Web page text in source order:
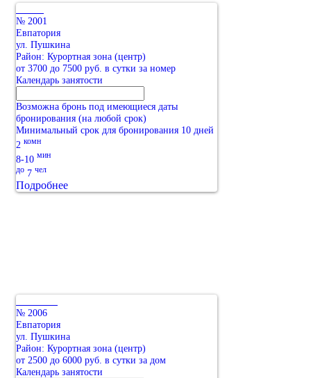
№ 2001
Евпатория
ул. Пушкина
Район: Курортная зона (центр)
от 3700 до 7500 руб. в сутки за номер
Календарь занятости
Возможна бронь под имеющиеся даты
бронирования (на любой срок)
Минимальный срок для бронирования 10 дней
2 комн
8-10 мин
до 7 чел
Подробнее
№ 2006
Евпатория
ул. Пушкина
Район: Курортная зона (центр)
от 2500 до 6000 руб. в сутки за дом
Календарь занятости